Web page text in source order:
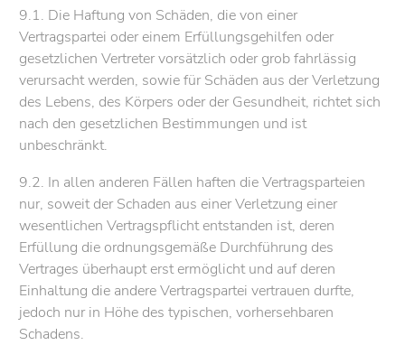
9.1. Die Haftung von Schäden, die von einer
Vertragspartei oder einem Erfüllungsgehilfen oder
gesetzlichen Vertreter vorsätzlich oder grob fahrlässig
verursacht werden, sowie für Schäden aus der Verletzung
des Lebens, des Körpers oder der Gesundheit, richtet sich
nach den gesetzlichen Bestimmungen und ist
unbeschränkt.
9.2. In allen anderen Fällen haften die Vertragsparteien
nur, soweit der Schaden aus einer Verletzung einer
wesentlichen Vertragspflicht entstanden ist, deren
Erfüllung die ordnungsgemäße Durchführung des
Vertrages überhaupt erst ermöglicht und auf deren
Einhaltung die andere Vertragspartei vertrauen durfte,
jedoch nur in Höhe des typischen, vorhersehbaren
Schadens.